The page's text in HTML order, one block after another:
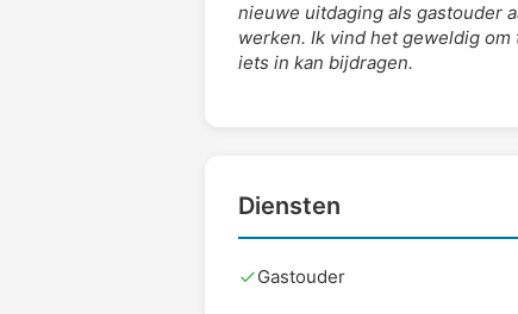
nieuwe uitdaging als gastouder
werken. Ik vind het geweldig
iets in kan bijdragen.
Diensten
Gastouder